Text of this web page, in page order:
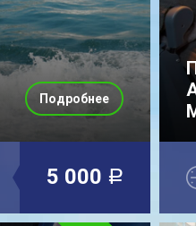
5 000 a
Подробнее